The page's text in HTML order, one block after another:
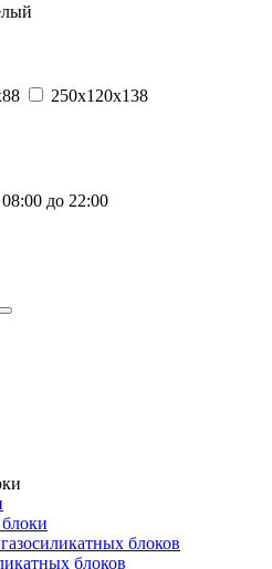
250х120х138
до 22:00
блоков
блоков